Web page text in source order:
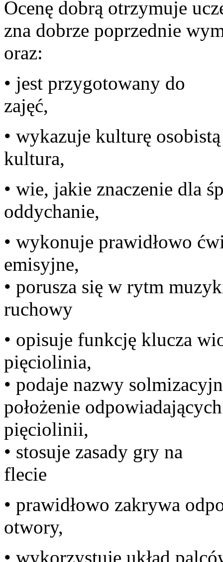
Ocenę dobrą otrzymuje
zna dobrze poprzednie
• jest przygotowany do
• wykazuje kulturę
• wie, jakie znaczenie dla
• wykonuje prawidłowo
• porusza się w rytm
• opisuje funkcję klucza
• podaje nazwy
położenie
• stosuje zasady gry na
• prawidłowo zakrywa
• wykorzystuje układ